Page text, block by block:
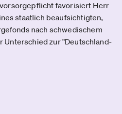
favorisiert Herr
staatlich beaufsichtigten,
nach schwedischem
Unterschied zur "Deutschland-